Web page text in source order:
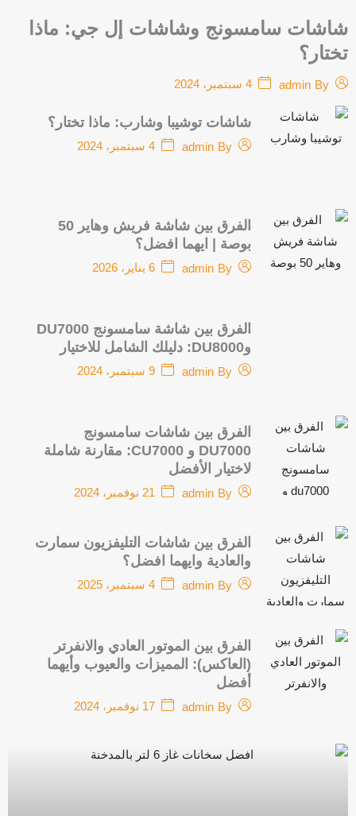
شاشات سامسونج وشاشات إل جي: ماذا
تختار؟
By
admin 4 سبتمبر، 2024
شاشات توشيبا وشارب: ماذا تختار؟
By
admin 4 سبتمبر، 2024
الفرق بين شاشة فريش وهاير 50
بوصة | ايهما افضل؟
By
admin 6 يناير، 2026
الفرق بين شاشة سامسونج DU7000
وDU8000: دليلك الشامل للاختيار
By
admin 9 سبتمبر، 2024
الفرق بين شاشات سامسونج
DU7000 و CU7000: مقارنة شاملة
لاختيار الأفضل
By
admin 21 نوفمبر، 2024
الفرق بين شاشات التليفزيون سمارت
والعادية وايهما افضل؟
By
admin 4 سبتمبر، 2025
الفرق بين الموتور العادي والانفرتر
(العاكس): المميزات والعيوب وأيهما
أفضل
By
admin 17 نوفمبر، 2024